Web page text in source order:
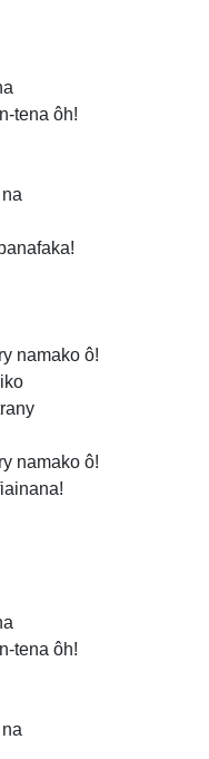
tena ôh!
namako ô!
namako ô!
tena ôh!